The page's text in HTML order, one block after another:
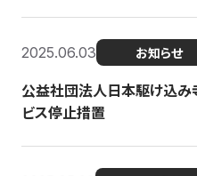
2025.06.03 お知らせ
公益社団法人日本駆け込
ビス停止措置